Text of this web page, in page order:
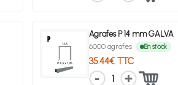
Agrafes P 14 mm GALVA
6000 agrafes En stock
35.44€ TTC
1